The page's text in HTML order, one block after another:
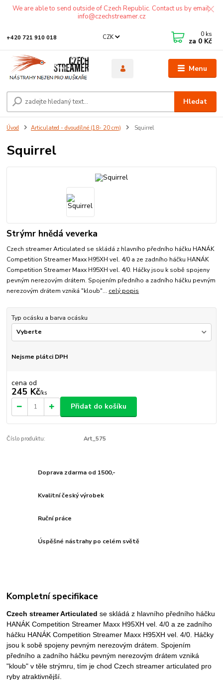
We are able to send outside of Czech Republic. Contact us by email:
info@czechstreamer.cz
Menu
CZK
Hledat
+420 721 910 018 0 ks
za 0 Kč
Úvod Articulated - dvoudílné (18- 20 cm) Squirrel
Squirrel
Strýmr hnědá veverka
Czech streamer Articulated se skládá z hlavního předního háčku HANÁK
Competition Streamer Maxx H95XH vel. 4/0 a ze zadního háčku HANÁK
Competition Streamer Maxx H95XH vel. 4/0. Háčky jsou k sobě spojeny
pevným nerezovým drátem. Spojením předního a zadního háčku pevným
nerezovým drátem vzniká "kloub"... celý popis
Typ ocásku a barva ocásku
Nejsme plátci DPH
cena od
245 Kč/ks
Přidat do košíku
Číslo produktu: Art_575
Doprava zdarma od 1500,-
Kvalitní český výrobek
Ruční práce
Úspěšné nástrahy po celém světě
Kompletní specifikace
Czech streamer Articulated se skládá z hlavního předního háčku
HANÁK Competition Streamer Maxx H95XH vel. 4/0 a ze zadního
háčku HANÁK Competition Streamer Maxx H95XH vel. 4/0. Háčky
jsou k sobě spojeny pevným nerezovým drátem. Spojením
předního a zadního háčku pevným nerezovým drátem vzniká
"kloub" v těle strýmru, tím je chod Czech streamer articulated pro
ryby atraktivnější.